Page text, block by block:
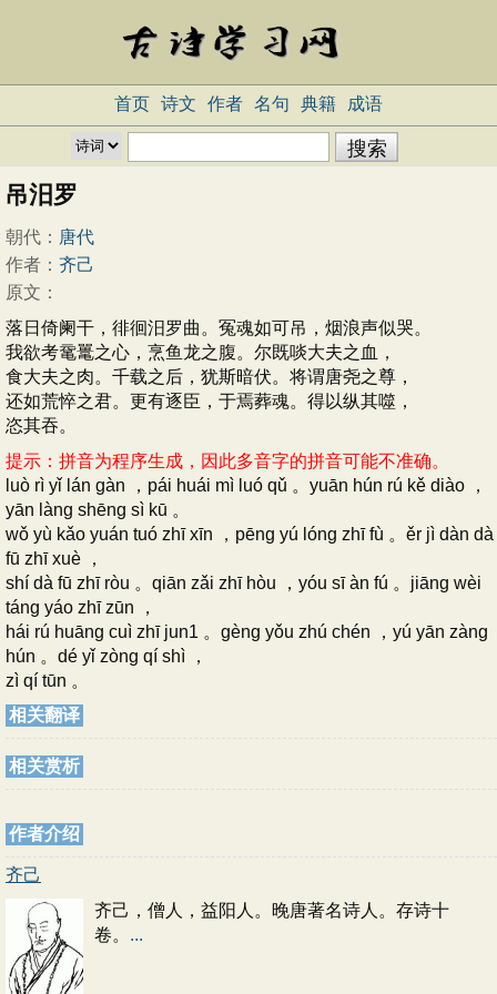
首页 诗文 作者 名句 典籍 成语
吊汨罗
朝代： 唐代
作者： 齐己
原文：
落日倚阑干，徘徊汨罗曲。冤魂如可吊，烟浪声似哭。
我欲考鼋鼍之心，烹鱼龙之腹。尔既啖大夫之血，
食大夫之肉。千载之后，犹斯暗伏。将谓唐尧之尊，
还如荒悴之君。更有逐臣，于焉葬魂。得以纵其噬，
恣其吞。
提示：拼音为程序生成，因此多音字的拼音可能不准确。
luò rì yǐ lán gàn ，pái huái mì luó qǔ 。yuān hún rú kě diào ，
yān làng shēng sì kū 。
wǒ yù kǎo yuán tuó zhī xīn ，pēng yú lóng zhī fù 。ěr jì dàn dà
fū zhī xuè ，
shí dà fū zhī ròu 。qiān zǎi zhī hòu ，yóu sī àn fú 。jiāng wèi
táng yáo zhī zūn ，
hái rú huāng cuì zhī jun1 。gèng yǒu zhú chén ，yú yān zàng
hún 。dé yǐ zòng qí shì ，
zì qí tūn 。
相关翻译
相关赏析
作者介绍
齐己
齐己，僧人，益阳人。晚唐著名诗人。存诗十
卷。 ...